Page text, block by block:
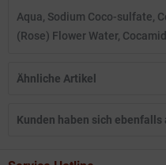
Aqua, Sodium Coco-sulfate,
(Rose) Flower Water,
Ähnliche Artikel
Kunden haben sich ebenfalls